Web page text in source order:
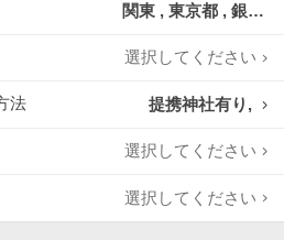
関東 , 東京都 , 銀座
選択してください
法 提携神社有り,
選択してください
選択してください